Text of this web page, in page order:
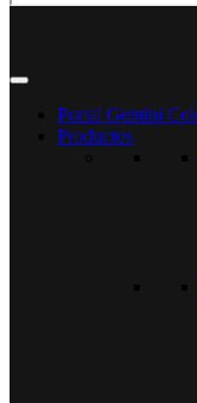
Portal Gemini
Productos